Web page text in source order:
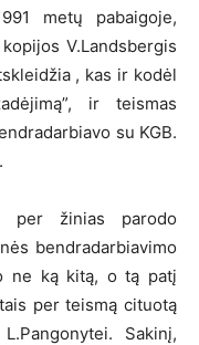
metų pabaigoje,
V.Landsbergis
, kas ir kodėl
ir teismas
su KGB.
per žinias parodo
bendradarbiavimo
ne ką kitą, o tą patį
per teismą cituotą
Sakinį,